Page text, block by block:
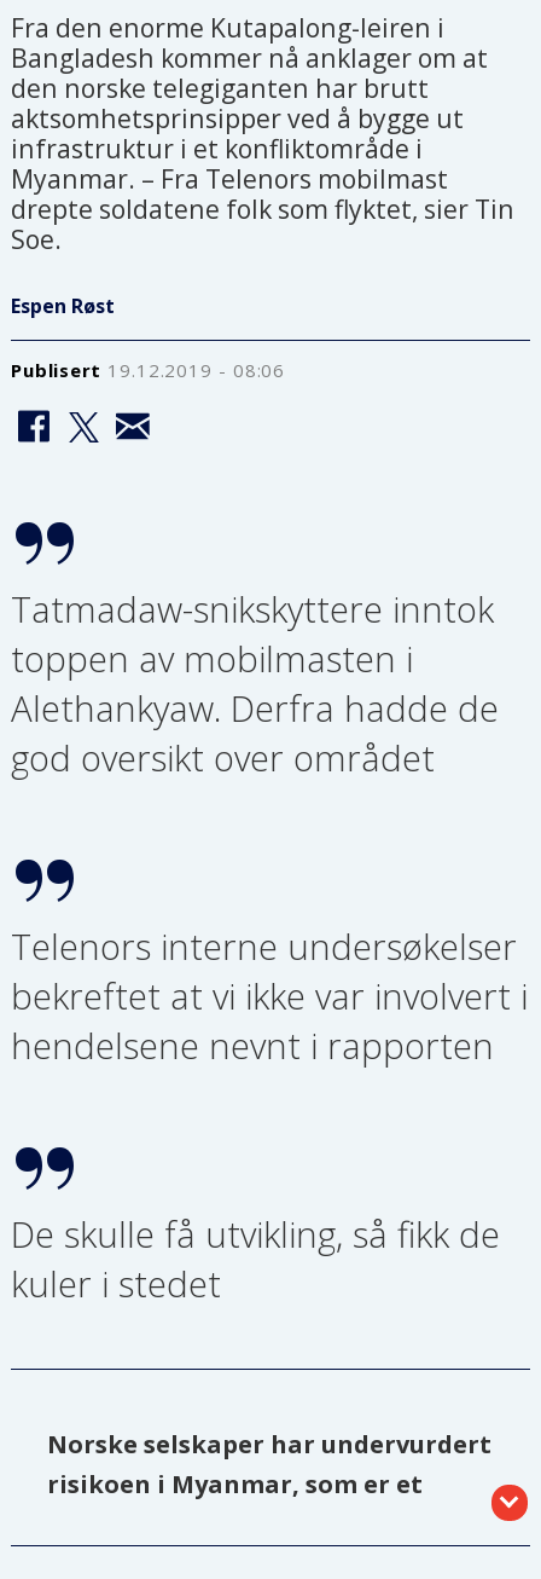
Fra den enorme Kutapalong-leiren i
Bangladesh kommer nå anklager om at
den norske telegiganten har brutt
aktsomhetsprinsipper ved å bygge ut
infrastruktur i et konfliktområde i
Myanmar. – Fra Telenors mobilmast
drepte soldatene folk som flyktet, sier Tin
Soe.
Espen Røst
Publisert 19.12.2019 - 08:06
Tatmadaw-snikskyttere inntok
toppen av mobilmasten i
Alethankyaw. Derfra hadde de
god oversikt over området
Telenors interne undersøkelser
bekreftet at vi ikke var involvert i
hendelsene nevnt i rapporten
De skulle få utvikling, så fikk de
kuler i stedet
Norske selskaper har undervurdert
risikoen i Myanmar, som er et